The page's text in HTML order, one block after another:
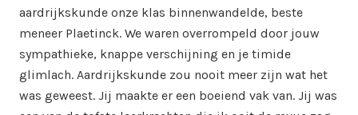
aardrijkskunde onze klas binnenwandelde, beste
meneer Plaetinck. We waren overrompeld door jouw
sympathieke, knappe verschijning en je timide
glimlach. Aardrijkskunde zou nooit meer zijn wat het
was geweest. Jij maakte er een boeiend vak van. Jij was